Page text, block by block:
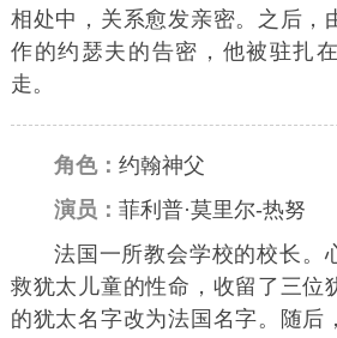
相处中，关系愈发亲密。之后，
作的约瑟夫的告密，他被驻扎
走。
角色： 约翰神父
演员： 菲利普·莫里尔-热努
法国一所教会学校的校长。
救犹太儿童的性命，收留了三位
的犹太名字改为法国名字。随后